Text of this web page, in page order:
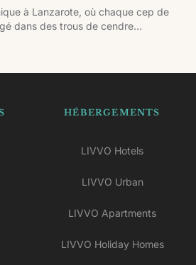
à Lanzarote, où chaque cep de
dans des trous de cendre
HÉBERGEMENTS
LIVVO Hotels
LIVVO Urban
LIVVO Apartments
LIVVO Holiday Homes